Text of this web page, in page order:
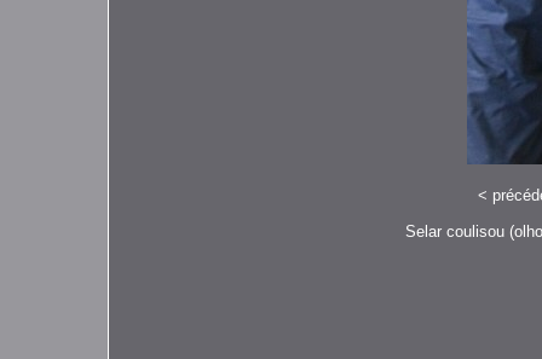
<
Selar coulisou